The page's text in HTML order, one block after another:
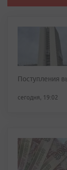
Поступления
сегодня, 19:02